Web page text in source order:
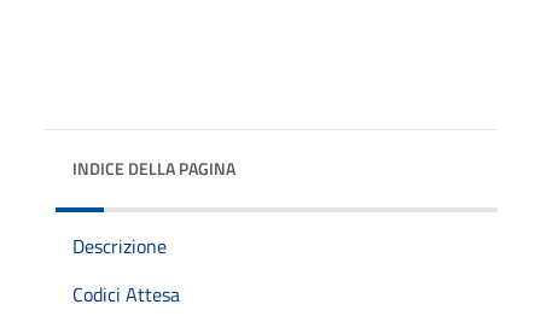
INDICE DELLA PAGINA
Descrizione
Codici Attesa